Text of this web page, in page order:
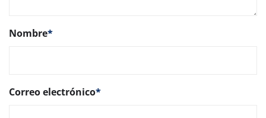
Nombre*
Correo electrónico*